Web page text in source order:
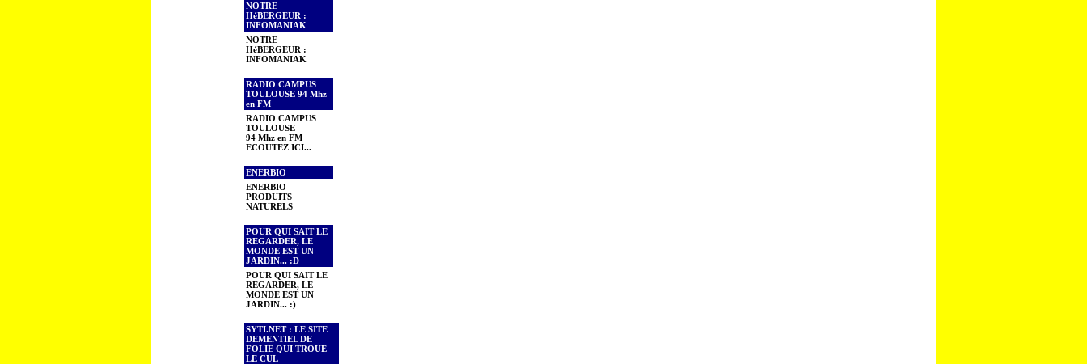
NOTRE
HéBERGEUR :
INFOMANIAK
NOTRE
HéBERGEUR :
INFOMANIAK
RADIO CAMPUS
TOULOUSE 94 Mhz
en FM
RADIO CAMPUS
TOULOUSE
94 Mhz en FM
ECOUTEZ ICI...
ENERBIO
ENERBIO
PRODUITS
NATURELS
POUR QUI SAIT LE
REGARDER, LE
MONDE EST UN
JARDIN... :D
POUR QUI SAIT LE
REGARDER, LE
MONDE EST UN
JARDIN... :)
SYTI.NET : LE SITE
DEMENTIEL DE
FOLIE QUI TROUE
LE CUL